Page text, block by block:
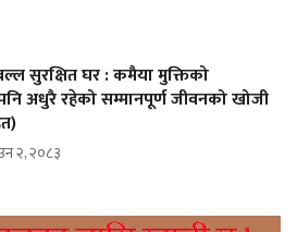
सुरक्षित घर : कमैया मुक्तिको
अधुरै रहेको सम्मानपूर्ण जीवनको खोजी
२, २०८३